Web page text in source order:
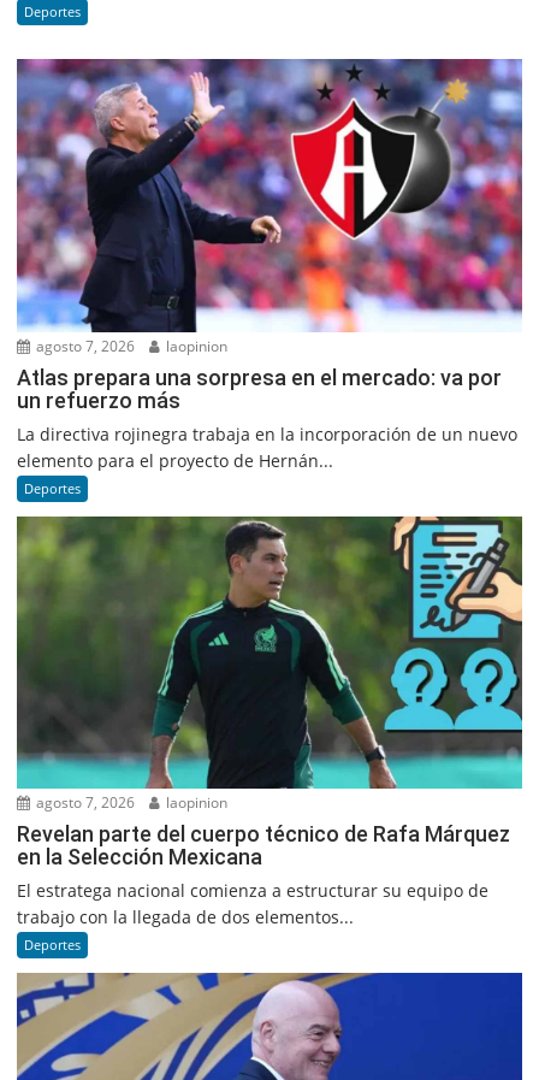
Deportes
agosto 7, 2026 laopinion
Atlas prepara una sorpresa en el mercado: va por
un refuerzo más
La directiva rojinegra trabaja en la incorporación de un nuevo
elemento para el proyecto de Hernán...
Deportes
agosto 7, 2026 laopinion
Revelan parte del cuerpo técnico de Rafa Márquez
en la Selección Mexicana
El estratega nacional comienza a estructurar su equipo de
trabajo con la llegada de dos elementos...
Deportes